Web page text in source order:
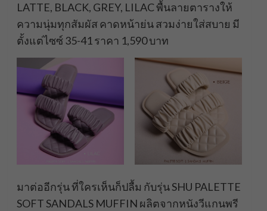
LATTE, BLACK, GREY, LILAC พื้นลายตารางให้
ความนุ่มทุกสัมผัส คาดหน้าย่น สวมง่ายใส่สบาย มี
ตั้งแต่ไซซ์ 35-41 ราคา 1,590 บาท
มาต่ออีกรุ่น ที่ใครเห็นก็ปลื้ม กับรุ่น SHU PALETTE
SOFT SANDALS MUFFIN ผลิตจากหนังวีแกนพรี